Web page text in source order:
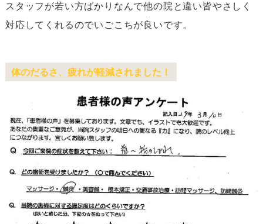
スタッフが若い方ばかりなんで他の院と違い皆やさしく
対応してくれるのでいごこちが良いです。
体のだるさ、疲れが軽減されました！